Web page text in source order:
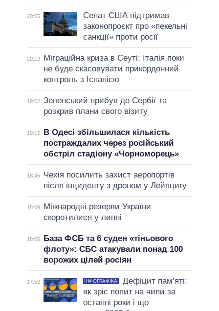
20:55
Сенат США підтримав
законопроєкт про «пекельні
санкції» проти росії
20:19
Міграційна криза в Сеуті: Італія поки
не буде скасовувати прикордонний
контроль з Іспанією
19:52 Зеленський прибув до Сербії та
розкрив плани свого візиту
19:17
В Одесі збільшилася кількість
постраждалих через російський
обстріл стадіону «Чорноморець»
18:45
Чехія посилить захист аеропортів
після інциденту з дроном у Лейпцигу
18:09
Міжнародні резерви України
скоротилися у липні
18:05
База ФСБ та 6 суден «тіньового
флоту»: СБС атакували понад 100
ворожих цілей росіян
17:52 ІНФОГРАФІКА
Дефіцит пам’яті:
як зріс попит на чипи за
останні роки і що